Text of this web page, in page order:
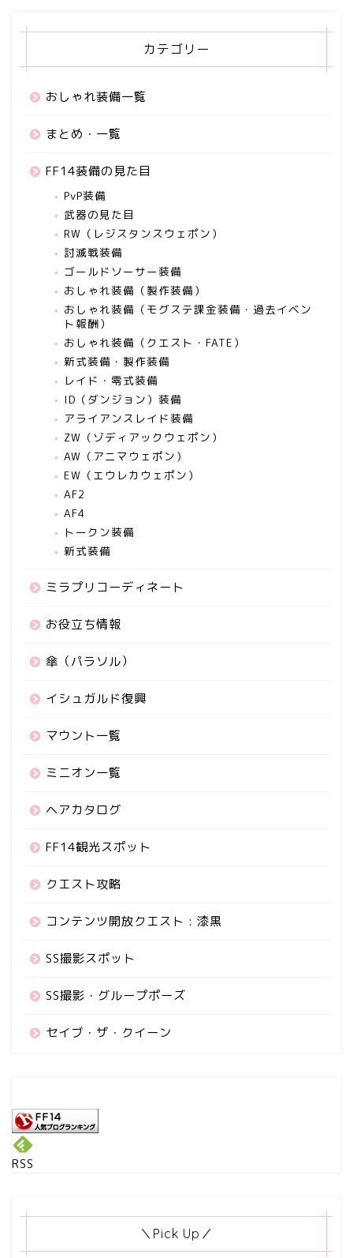
カテゴリー
おしゃれ装備一覧
まとめ・一覧
FF14装備の見た目
PvP装備
武器の見た目
RW（レジスタンスウェポン）
討滅戦装備
ゴールドソーサー装備
おしゃれ装備（製作装備）
おしゃれ装備（モグステ課金装備・過去イベン
ト報酬）
おしゃれ装備（クエスト・FATE）
新式装備・製作装備
レイド・零式装備
ID（ダンジョン）装備
アライアンスレイド装備
ZW（ゾディアックウェポン）
AW（アニマウェポン）
EW（エウレカウェポン）
AF2
AF4
トークン装備
新式装備
ミラプリコーディネート
お役立ち情報
傘（パラソル）
イシュガルド復興
マウント一覧
ミニオン一覧
ヘアカタログ
FF14観光スポット
クエスト攻略
コンテンツ開放クエスト : 漆黒
SS撮影スポット
SS撮影・グループポーズ
セイブ・ザ・クイーン
RSS
＼Pick Up／